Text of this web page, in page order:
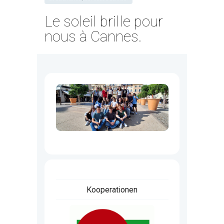
Le soleil brille pour
nous à Cannes.
Kooperationen